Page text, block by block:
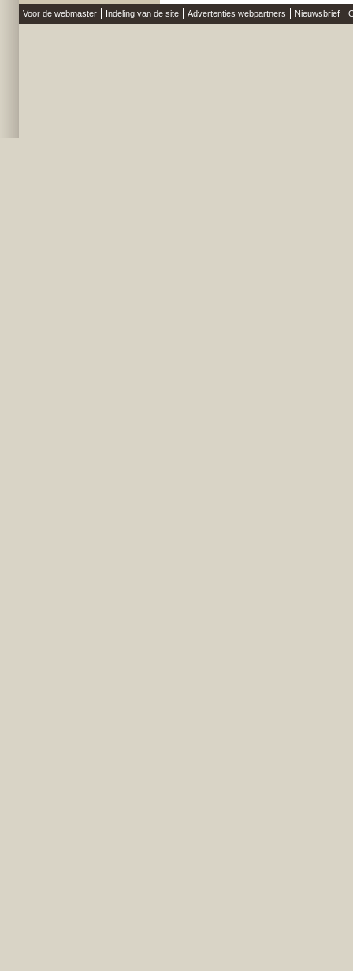
Voor de webmaster Indeling van de site Advertenties webpartners Nieuwsbrief